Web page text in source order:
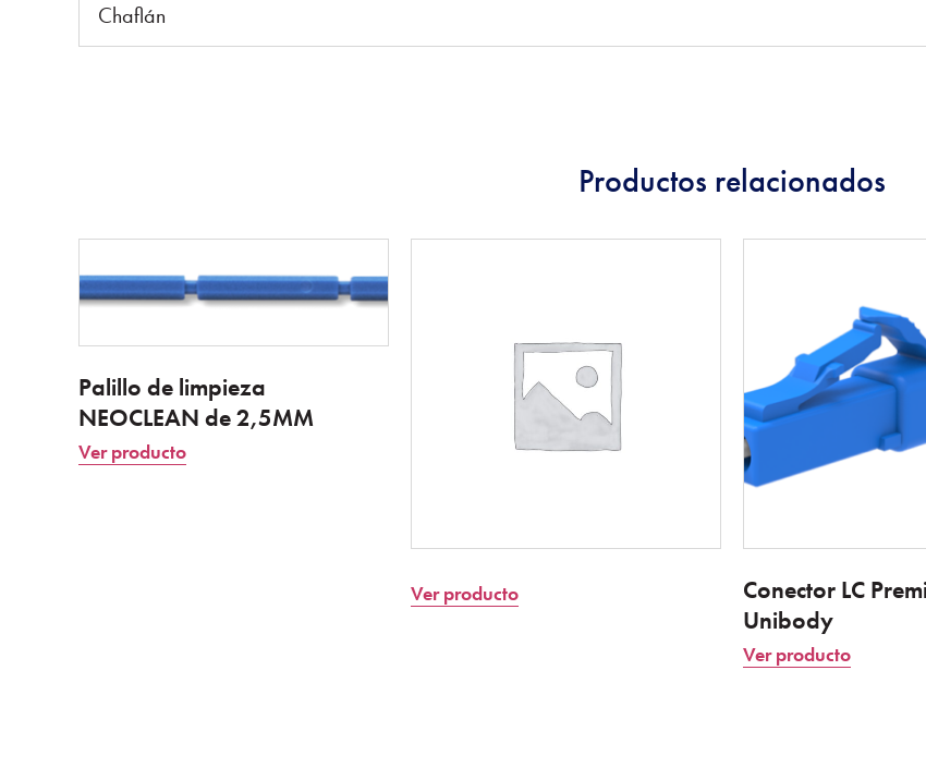
Chaflán
Productos relacionados
Palillo de limpieza
NEOCLEAN de 2,5MM
Ver producto
Ver producto
Conector LC
Unibody
Ver producto